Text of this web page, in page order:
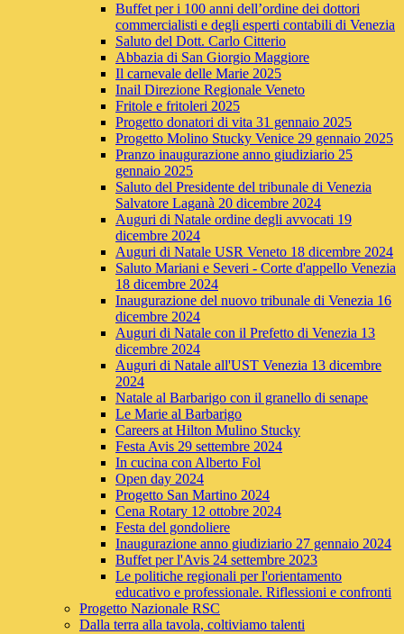
Buffet per i 100 anni dell’ordine dei dottori
commercialisti e degli esperti contabili di Venezia
Saluto del Dott. Carlo Citterio
Abbazia di San Giorgio Maggiore
Il carnevale delle Marie 2025
Inail Direzione Regionale Veneto
Fritole e fritoleri 2025
Progetto donatori di vita 31 gennaio 2025
Progetto Molino Stucky Venice 29 gennaio 2025
Pranzo inaugurazione anno giudiziario 25
gennaio 2025
Saluto del Presidente del tribunale di Venezia
Salvatore Laganà 20 dicembre 2024
Auguri di Natale ordine degli avvocati 19
dicembre 2024
Auguri di Natale USR Veneto 18 dicembre 2024
Saluto Mariani e Severi - Corte d'appello Venezia
18 dicembre 2024
Inaugurazione del nuovo tribunale di Venezia 16
dicembre 2024
Auguri di Natale con il Prefetto di Venezia 13
dicembre 2024
Auguri di Natale all'UST Venezia 13 dicembre
2024
Natale al Barbarigo con il granello di senape
Le Marie al Barbarigo
Careers at Hilton Mulino Stucky
Festa Avis 29 settembre 2024
In cucina con Alberto Fol
Open day 2024
Progetto San Martino 2024
Cena Rotary 12 ottobre 2024
Festa del gondoliere
Inaugurazione anno giudiziario 27 gennaio 2024
Buffet per l'Avis 24 settembre 2023
Le politiche regionali per l'orientamento
educativo e professionale. Riflessioni e confronti
Progetto Nazionale RSC
Dalla terra alla tavola, coltiviamo talenti